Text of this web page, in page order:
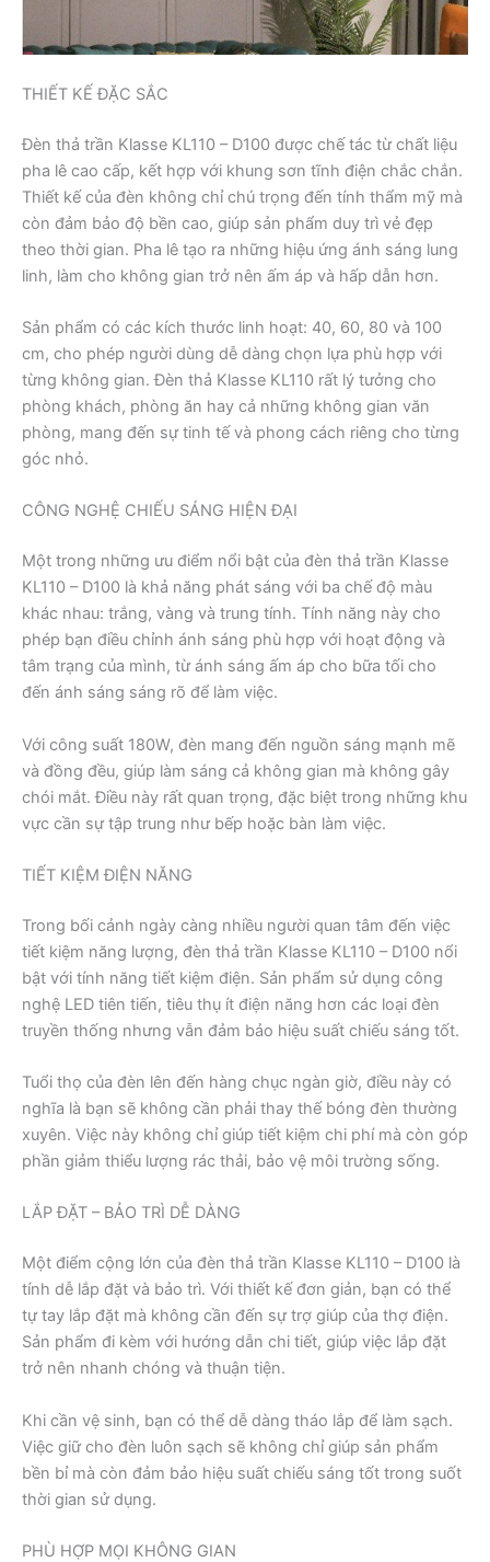
THIẾT KẾ ĐẶC SẮC
Đèn thả trần Klasse KL110 – D100 được chế tác từ chất liệu
pha lê cao cấp, kết hợp với khung sơn tĩnh điện chắc chắn.
Thiết kế của đèn không chỉ chú trọng đến tính thẩm mỹ mà
còn đảm bảo độ bền cao, giúp sản phẩm duy trì vẻ đẹp
theo thời gian. Pha lê tạo ra những hiệu ứng ánh sáng lung
linh, làm cho không gian trở nên ấm áp và hấp dẫn hơn.
Sản phẩm có các kích thước linh hoạt: 40, 60, 80 và 100
cm, cho phép người dùng dễ dàng chọn lựa phù hợp với
từng không gian. Đèn thả Klasse KL110 rất lý tưởng cho
phòng khách, phòng ăn hay cả những không gian văn
phòng, mang đến sự tinh tế và phong cách riêng cho từng
góc nhỏ.
CÔNG NGHỆ CHIẾU SÁNG HIỆN ĐẠI
Một trong những ưu điểm nổi bật của đèn thả trần Klasse
KL110 – D100 là khả năng phát sáng với ba chế độ màu
khác nhau: trắng, vàng và trung tính. Tính năng này cho
phép bạn điều chỉnh ánh sáng phù hợp với hoạt động và
tâm trạng của mình, từ ánh sáng ấm áp cho bữa tối cho
đến ánh sáng sáng rõ để làm việc.
Với công suất 180W, đèn mang đến nguồn sáng mạnh mẽ
và đồng đều, giúp làm sáng cả không gian mà không gây
chói mắt. Điều này rất quan trọng, đặc biệt trong những khu
vực cần sự tập trung như bếp hoặc bàn làm việc.
TIẾT KIỆM ĐIỆN NĂNG
Trong bối cảnh ngày càng nhiều người quan tâm đến việc
tiết kiệm năng lượng, đèn thả trần Klasse KL110 – D100 nổi
bật với tính năng tiết kiệm điện. Sản phẩm sử dụng công
nghệ LED tiên tiến, tiêu thụ ít điện năng hơn các loại đèn
truyền thống nhưng vẫn đảm bảo hiệu suất chiếu sáng tốt.
Tuổi thọ của đèn lên đến hàng chục ngàn giờ, điều này có
nghĩa là bạn sẽ không cần phải thay thế bóng đèn thường
xuyên. Việc này không chỉ giúp tiết kiệm chi phí mà còn góp
phần giảm thiểu lượng rác thải, bảo vệ môi trường sống.
LẮP ĐẶT – BẢO TRÌ DỄ DÀNG
Một điểm cộng lớn của đèn thả trần Klasse KL110 – D100 là
tính dễ lắp đặt và bảo trì. Với thiết kế đơn giản, bạn có thể
tự tay lắp đặt mà không cần đến sự trợ giúp của thợ điện.
Sản phẩm đi kèm với hướng dẫn chi tiết, giúp việc lắp đặt
trở nên nhanh chóng và thuận tiện.
Khi cần vệ sinh, bạn có thể dễ dàng tháo lắp để làm sạch.
Việc giữ cho đèn luôn sạch sẽ không chỉ giúp sản phẩm
bền bỉ mà còn đảm bảo hiệu suất chiếu sáng tốt trong suốt
thời gian sử dụng.
PHÙ HỢP MỌI KHÔNG GIAN